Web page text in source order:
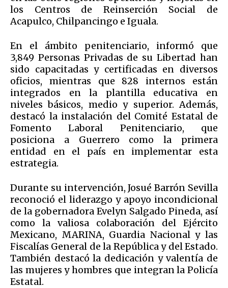
los Centros de Reinserción Social de
Acapulco, Chilpancingo e Iguala.
En el ámbito penitenciario, informó que
3,849 Personas Privadas de su Libertad han
sido capacitadas y certificadas en diversos
oficios, mientras que 828 internos están
integrados en la plantilla educativa en
niveles básicos, medio y superior. Además,
destacó la instalación del Comité Estatal de
Fomento Laboral Penitenciario, que
posiciona a Guerrero como la primera
entidad en el país en implementar esta
estrategia.
Durante su intervención, Josué Barrón Sevilla
reconoció el liderazgo y apoyo incondicional
de la gobernadora Evelyn Salgado Pineda, así
como la valiosa colaboración del Ejército
Mexicano, MARINA, Guardia Nacional y las
Fiscalías General de la República y del Estado.
También destacó la dedicación y valentía de
las mujeres y hombres que integran la Policía
Estatal.